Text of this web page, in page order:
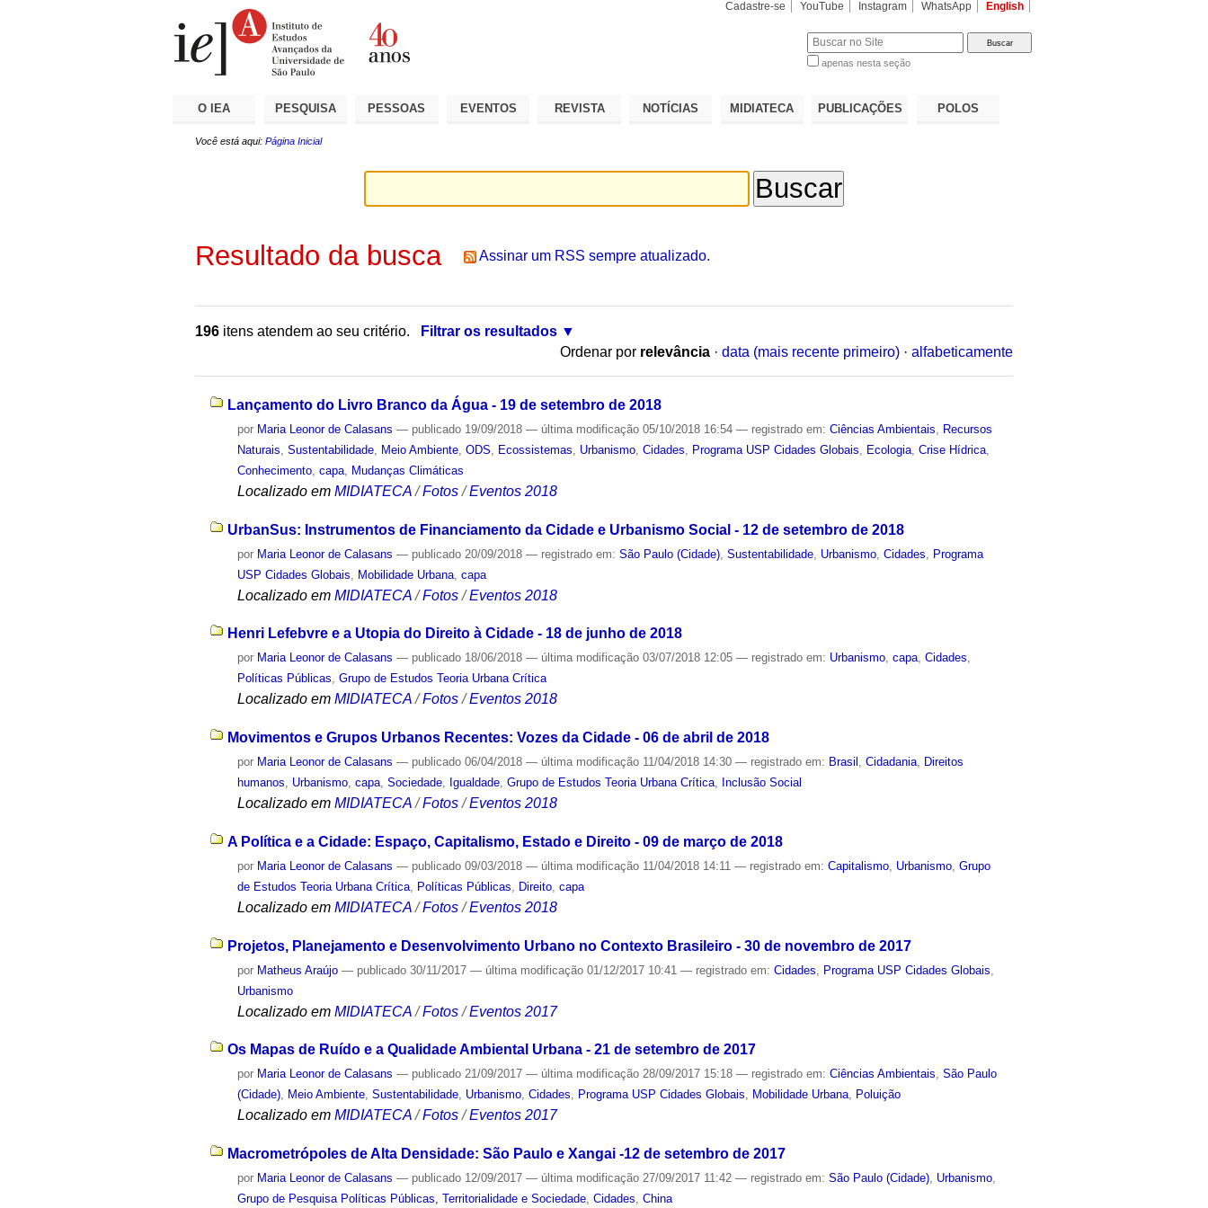
Cadastre-se YouTube Instagram WhatsApp English
apenas nesta seção
O IEA PESQUISA PESSOAS EVENTOS REVISTA NOTÍCIAS MIDIATECA PUBLICAÇÕES POLOS
Você está aqui: Página Inicial
Resultado da busca Assinar um RSS sempre atualizado.
196 itens atendem ao seu critério.
Filtrar os resultados
Ordenar por relevância · data (mais recente primeiro) · alfabeticamente
Lançamento do Livro Branco da Água - 19 de setembro de 2018
por Maria Leonor de Calasans — publicado 19/09/2018— última modificação 05/10/2018 16:54— registrado em:Ciências Ambientais
Recursos
Naturais ,Sustentabilidade Meio Ambiente ,ODS Ecossistemas Urbanismo ,Cidades Programa USP Cidades Globais Ecologia ,Crise Hídrica
Conhecimento ,capa Mudanças Climáticas
Localizado em MIDIATECA /Fotos /Eventos 2018
UrbanSus: Instrumentos de Financiamento da Cidade e Urbanismo Social - 12 de setembro de 2018
por Maria Leonor de Calasans — publicado 20/09/2018— registrado em:São Paulo (Cidade) ,Sustentabilidade Urbanismo ,Cidades
Programa
USP Cidades Globais
Mobilidade Urbana ,capa
Localizado em MIDIATECA /Fotos /Eventos 2018
Henri Lefebvre e a Utopia do Direito à Cidade - 18 de junho de 2018
por Maria Leonor de Calasans — publicado 18/06/2018— última modificação 03/07/2018 12:05— registrado em: Urbanismo,capa,Cidades,
Políticas Públicas,Grupo de Estudos Teoria Urbana Crítica
Localizado em MIDIATECA /Fotos /Eventos 2018
Movimentos e Grupos Urbanos Recentes: Vozes da Cidade - 06 de abril de 2018
por Maria Leonor de Calasans — publicado 06/04/2018— última modificação 11/04/2018 14:30— registrado em: Brasil ,Cidadania, Direitos
humanos, Urbanismo,capa,Sociedade, Igualdade,Grupo de Estudos Teoria Urbana Crítica, Inclusão Social
Localizado em MIDIATECA /Fotos /Eventos 2018
A Política e a Cidade: Espaço, Capitalismo, Estado e Direito - 09 de março de 2018
por Maria Leonor de Calasans — publicado 09/03/2018— última modificação 11/04/2018 14:11— registrado em:Capitalismo Urbanismo ,Grupo
de Estudos Teoria Urbana Crítica
Políticas Públicas Direito ,capa
Localizado em MIDIATECA /Fotos /Eventos 2018
Projetos, Planejamento e Desenvolvimento Urbano no Contexto Brasileiro - 30 de novembro de 2017
por Matheus Araújo — publicado 30/11/2017— última modificação 01/12/2017 10:41— registrado em:Cidades Programa USP Cidades Globais
Urbanismo
Localizado em MIDIATECA /Fotos /Eventos 2017
Os Mapas de Ruído e a Qualidade Ambiental Urbana - 21 de setembro de 2017
por Maria Leonor de Calasans — publicado 21/09/2017— última modificação 28/09/2017 15:18— registrado em:Ciências Ambientais,São Paulo
(Cidade), Meio Ambiente,Sustentabilidade, Urbanismo,Cidades, Programa USP Cidades Globais, Mobilidade Urbana, Poluição
Localizado em MIDIATECA /Fotos /Eventos 2017
Macrometrópoles de Alta Densidade: São Paulo e Xangai -12 de setembro de 2017
por Maria Leonor de Calasans — publicado 12/09/2017— última modificação 27/09/2017 11:42— registrado em:São Paulo (Cidade) Urbanismo
Grupo de Pesquisa Políticas Públicas, Territorialidade e Sociedade ,Cidades ,China